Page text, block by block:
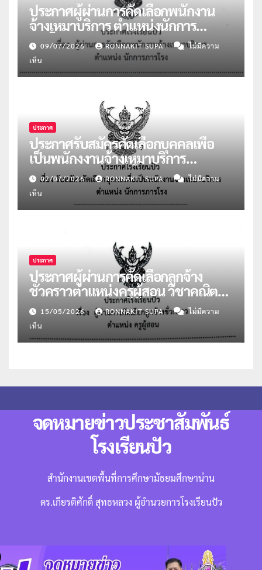
ประกาศผู้ผ่านการคัดเลือกพนักงาน
จ้างเหมาบริการ ตำแหน่งนักการ
ภารโรง จำนวน 2 อัตรา
09/07/2026 RONNAKIT SUPA
ไม่มีความ
เห็น
ประกาศ
ประกาศรับสมัครคัดเลือกบุคคลเพื่อ
เป็นพนักงงานจ้างเหมาบริการ
ตำแหน่งนักการภารโรง
02/07/2026 RONNAKIT SUPA
ไม่มีความ
เห็น
ประกาศ
ประกาศผู้ผ่านการคัดเลือกลูกจ้าง
ชั่วคราวตำแหน่งครูผู้สอน วิชาคณิตฯ
และแนะแนว
15/05/2026 RONNAKIT SUPA
ไม่มีความ
เห็น
จดหมายข่าวประชาสัมพันธ์
โรงเรียนปัว
สำนักงานเขตพื้นที่การศึกษามัธยมศึกษาน่าน
ดร.เกียรติศักดิ์ สุทธหลวง ผู้อำนวยการโรงเรียนปัว